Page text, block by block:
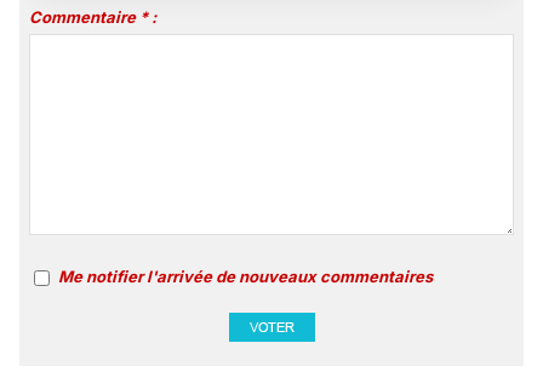
Commentaire * :
Me notifier l'arrivée de nouveaux commentaires